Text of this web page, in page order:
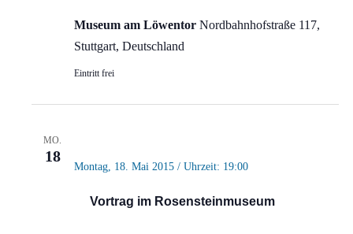
Museum am Löwentor Nordbahnhofstraße 117,
Stuttgart, Deutschland
Eintritt frei
MO.
18
Vortrag im Rosensteinmuseum
Montag, 18. Mai 2015 / Uhrzeit: 19:00